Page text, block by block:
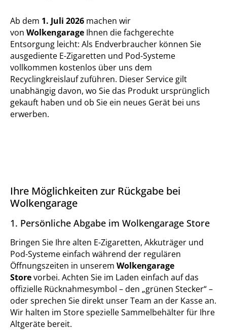
Ab dem 1. Juli 2026 machen wir
von Wolkengarage Ihnen die fachgerechte
Entsorgung leicht: Als Endverbraucher können Sie
ausgediente E-Zigaretten und Pod-Systeme
vollkommen kostenlos über uns dem
Recyclingkreislauf zuführen. Dieser Service gilt
unabhängig davon, wo Sie das Produkt ursprünglich
gekauft haben und ob Sie ein neues Gerät bei uns
erwerben.
Ihre Möglichkeiten zur Rückgabe bei
Wolkengarage
1. Persönliche Abgabe im Wolkengarage Store
Bringen Sie Ihre alten E-Zigaretten, Akkuträger und
Pod-Systeme einfach während der regulären
Öffnungszeiten in unserem Wolkengarage
Storevorbei. Achten Sie im Laden einfach auf das
offizielle Rücknahmesymbol – den „grünen Stecker“ –
oder sprechen Sie direkt unser Team an der Kasse an.
Wir halten im Store spezielle Sammelbehälter für Ihre
Altgeräte bereit.